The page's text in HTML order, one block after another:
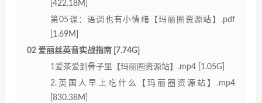
[422.18M]
第05课：语调也有小情绪【玛丽圈资源站】.pdf
[1.69M]
02 爱丽丝英音实战指南 [7.74G]
1爱茶爱到骨子里【玛丽圈资源站】.mp4 [1.05G]
2.英国人早上吃什么【玛丽圈资源站】.mp4
[830.38M]